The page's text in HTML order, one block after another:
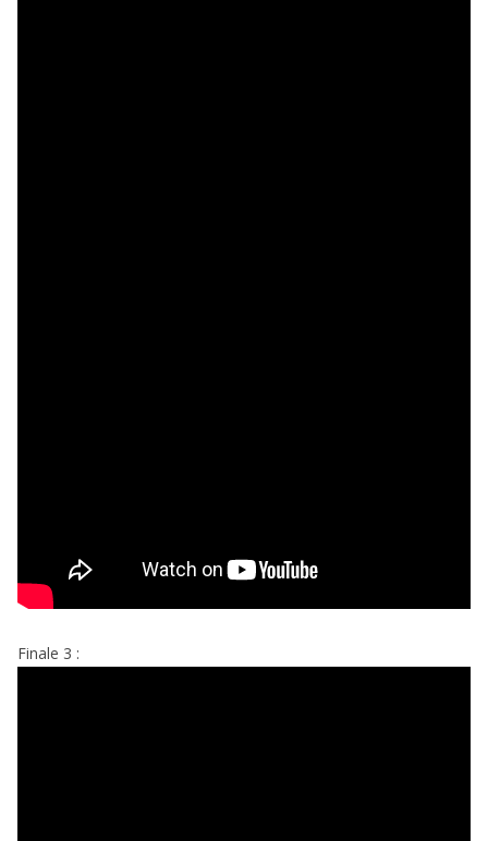
Finale 3 :